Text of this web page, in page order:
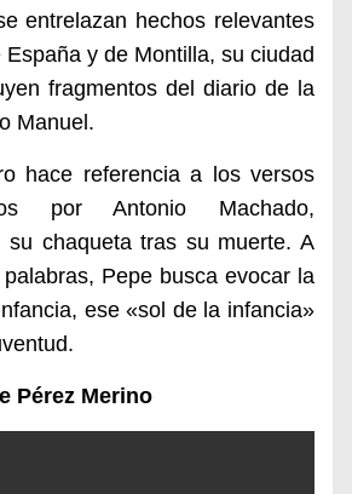
entrelazan hechos relevantes
y de Montilla, su ciudad
fragmentos del diario de la
Manuel.
hace referencia a los versos
por Antonio Machado,
su chaqueta tras su muerte. A
Pepe busca evocar la
ese «sol de la infancia»
Pérez Merino